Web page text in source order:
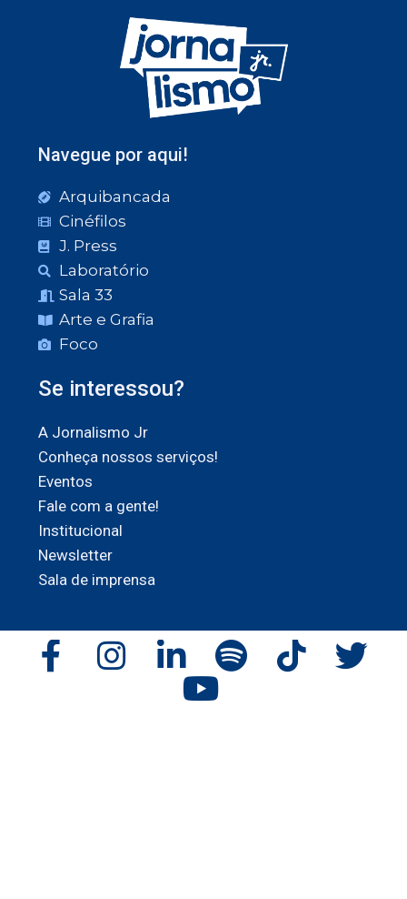
Navegue por aqui!
Arquibancada
Cinéfilos
J. Press
Laboratório
Sala 33
Arte e Grafia
Foco
Se interessou?
A Jornalismo Jr
Conheça nossos serviços!
Eventos
Fale com a gente!
Institucional
Newsletter
Sala de imprensa